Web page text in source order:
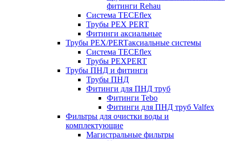
фитинги Rehau
Система TECEflex
Трубы PEX PERT
Фитинги аксиальные
Трубы PEX/PERTаксиальные системы
Система TECEflex
Трубы PEXPERT
Трубы ПНД и фитинги
Трубы ПНД
Фитинги для ПНД труб
Фитинги Tebo
Фитинги для ПНД труб Valfex
Фильтры для очистки воды и
комплектующие
Магистральные фильтры